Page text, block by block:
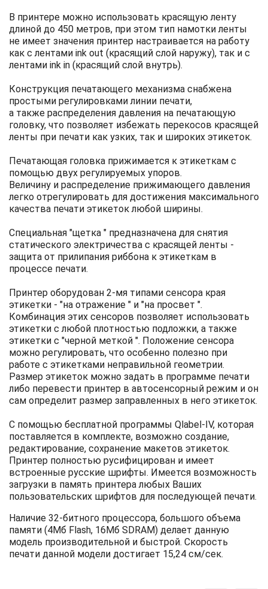
В принтере можно использовать красящую ленту
длиной до 450 метров, при этом тип намотки ленты
не имеет значения принтер настраивается на работу
как с лентами ink out (красящий слой наружу), так и с
лентами ink in (красящий слой внутрь).
Конструкция печатающего механизма снабжена
простыми регулировками линии печати,
а также распределения давления на печатающую
головку, что позволяет избежать перекосов красящей
ленты при печати как узких, так и широких этикеток.
Печатающая головка прижимается к этикеткам с
помощью двух регулируемых упоров.
Величину и распределение прижимающего давления
легко отрегулировать для достижения максимального
качества печати этикеток любой ширины.
Специальная "щетка " предназначена для снятия
статического электричества с красящей ленты -
защита от прилипания риббона к этикеткам в
процессе печати.
Принтер оборудован 2-мя типами сенсора края
этикетки - "на отражение " и "на просвет ".
Комбинация этих сенсоров позволяет использовать
этикетки с любой плотностью подложки, а также
этикетки с "черной меткой ". Положение сенсора
можно регулировать, что особенно полезно при
работе с этикетками неправильной геометрии.
Размер этикеток можно задать в программе печати
либо перевести принтер в автосенсорный режим и он
сам определит размер заправленных в него этикеток.
С помощью бесплатной программы Qlabel-IV, которая
поставляется в комплекте, возможно создание,
редактирование, сохранение макетов этикеток.
Принтер полностью русифицирован и имеет
встроенные русские шрифты. Имеется возможность
загрузки в память принтера любых Ваших
пользовательских шрифтов для последующей печати.
Наличие 32-битного процессора, большого объема
памяти (4Мб Flash, 16Мб SDRAM) делает данную
модель производительной и быстрой. Скорость
печати данной модели достигает 15,24 см/сек.